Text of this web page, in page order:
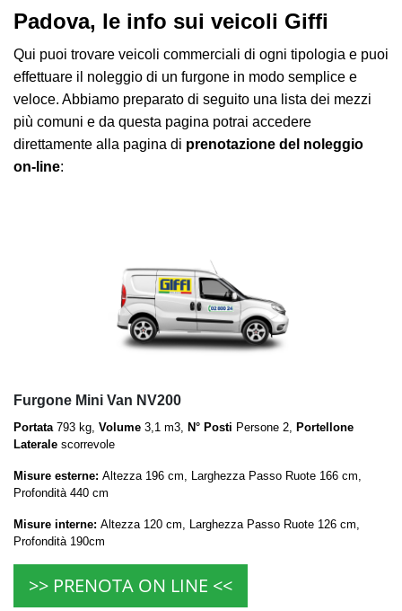
Padova, le info sui veicoli Giffi
Qui puoi trovare veicoli commerciali di ogni tipologia e puoi
effettuare il noleggio di un furgone in modo semplice e
veloce. Abbiamo preparato di seguito una lista dei mezzi
più comuni e da questa pagina potrai accedere
direttamente alla pagina di prenotazione del noleggio
on-line:
Furgone Mini Van NV200
Portata 793 kg, Volume 3,1 m3, N° Posti Persone 2,
Portellone
Laterale scorrevole
Misure esterne: Altezza 196 cm, Larghezza Passo Ruote 166 cm,
Profondità 440 cm
Misure interne: Altezza 120 cm, Larghezza Passo Ruote 126 cm,
Profondità 190cm
>> PRENOTA ON LINE <<